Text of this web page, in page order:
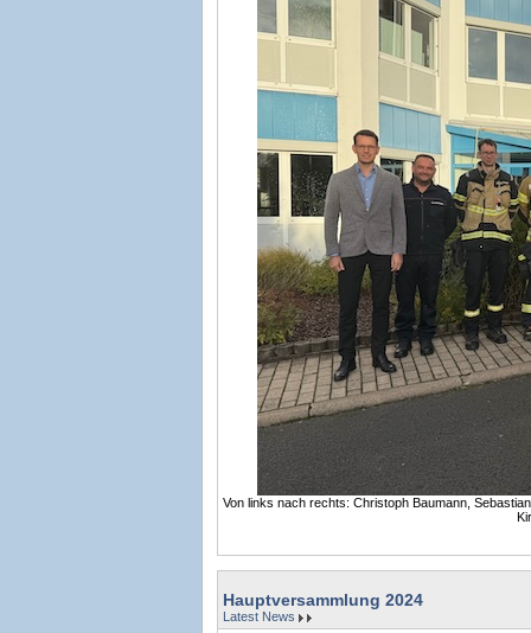
Von links nach rechts: Christoph Baumann,
Hauptversammlung 2024
Latest News